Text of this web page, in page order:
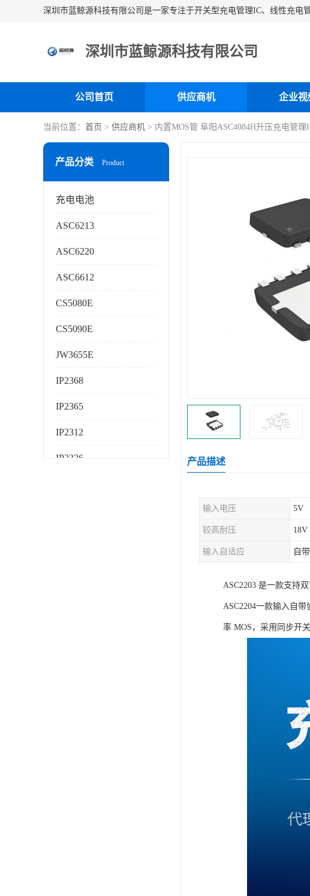
深圳市蓝鲸源科技有限公司
公司首页 供应商机 企业视
当前位置： 首页 > 供应商机 > 内置MOS管 阜阳ASC4084H升压充电管
产品分类 Product
充电电池
ASC6213
ASC6220
ASC6612
CS5080E
CS5090E
JW3655E
IP2368
IP2365
IP2312
IP2326 产品描述
输入电压 5V
较高耐压 18V
输入自适应 自带
ASC2203 是一款支持
ASC2204一款输入自
率 MOS，采用同步开